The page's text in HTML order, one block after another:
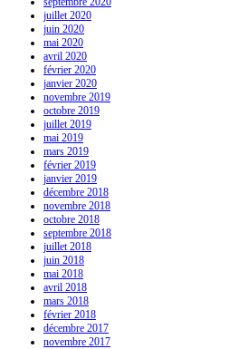
juillet 2020
juin 2020
mai 2020
avril 2020
février 2020
janvier 2020
novembre 2019
octobre 2019
juillet 2019
mai 2019
mars 2019
février 2019
janvier 2019
décembre 2018
novembre 2018
octobre 2018
septembre 2018
juillet 2018
juin 2018
mai 2018
avril 2018
mars 2018
février 2018
décembre 2017
novembre 2017